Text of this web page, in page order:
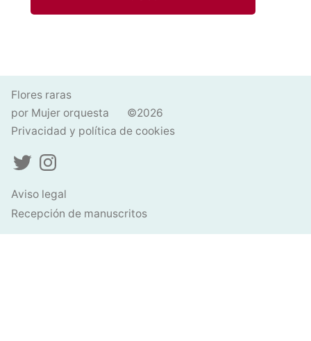
Flores raras
por Mujer orquesta
©2026
Privacidad y política de cookies
TwitterInstagram
Aviso legal
Recepción de manuscritos